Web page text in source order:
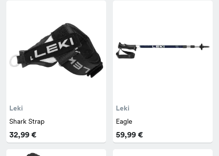
Leki
Shark Strap
32,99 €
Leki
Eagle
59,99 €